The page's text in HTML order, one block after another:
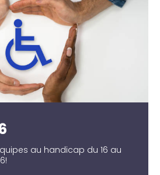
au handicap du 16 au